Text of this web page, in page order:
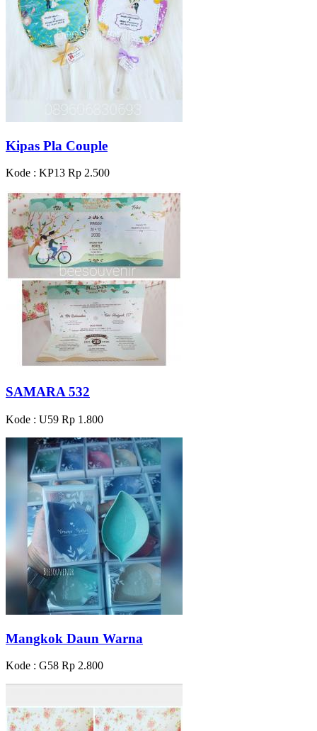
Kipas Pla Couple
Kode : KP13 Rp 2.500
SAMARA 532
Kode : U59 Rp 1.800
Mangkok Daun Warna
Kode : G58 Rp 2.800